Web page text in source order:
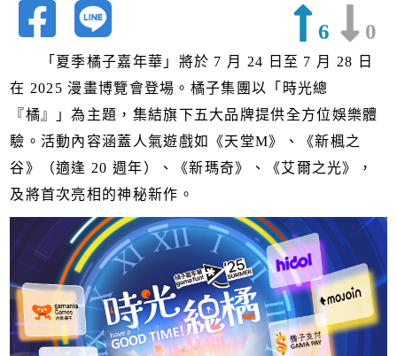
6 0
「夏季橘子嘉年華」將於 7 月 24 日至 7 月 28 日
在 2025 漫畫博覽會登場。橘子集團以「時光總
『橘』」為主題，集結旗下五大品牌提供全方位娛樂體
驗。活動內容涵蓋人氣遊戲如《天堂M》、《新楓之
谷》（適逢 20 週年）、《新瑪奇》、《艾爾之光》，
及將首次亮相的神秘新作。